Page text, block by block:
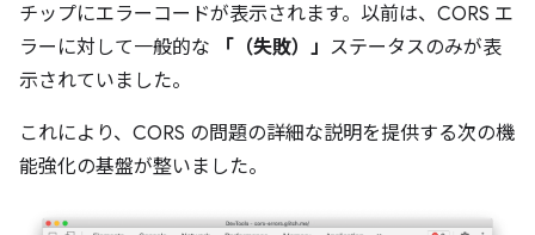
チップにエラーコードが表示されます。以前は、CORS エ
ラーに対して一般的な
「（失敗）」 ステータスのみが表
示されていました。
これにより、CORS の問題の詳細な説明を提供する次の機
能強化の基盤が整いました。